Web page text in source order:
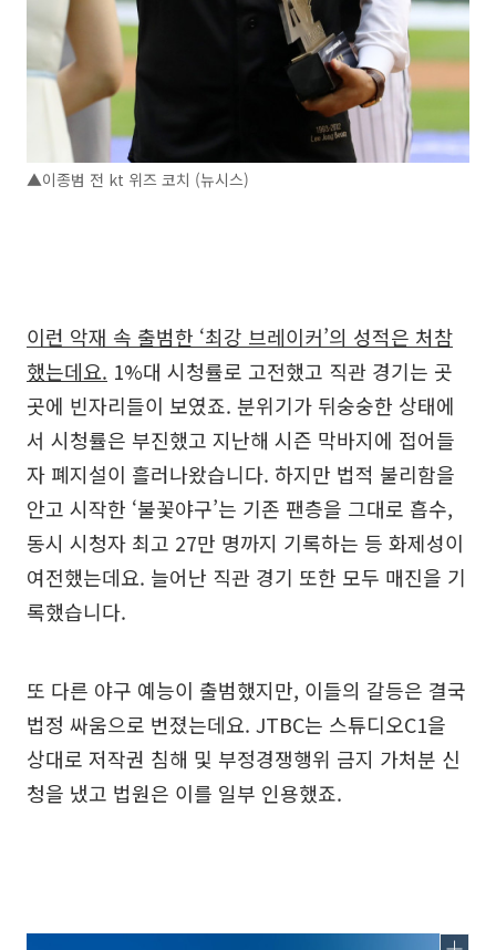
▲이종범 전 kt 위즈 코치 (뉴시스)
이런 악재 속 출범한 ‘최강 브레이커’의 성적은 처참
했는데요. 1%대 시청률로 고전했고 직관 경기는 곳
곳에 빈자리들이 보였죠. 분위기가 뒤숭숭한 상태에
서 시청률은 부진했고 지난해 시즌 막바지에 접어들
자 폐지설이 흘러나왔습니다. 하지만 법적 불리함을
안고 시작한 ‘불꽃야구’는 기존 팬층을 그대로 흡수,
동시 시청자 최고 27만 명까지 기록하는 등 화제성이
여전했는데요. 늘어난 직관 경기 또한 모두 매진을 기
록했습니다.
또 다른 야구 예능이 출범했지만, 이들의 갈등은 결국
법정 싸움으로 번졌는데요. JTBC는 스튜디오C1을
상대로 저작권 침해 및 부정경쟁행위 금지 가처분 신
청을 냈고 법원은 이를 일부 인용했죠.